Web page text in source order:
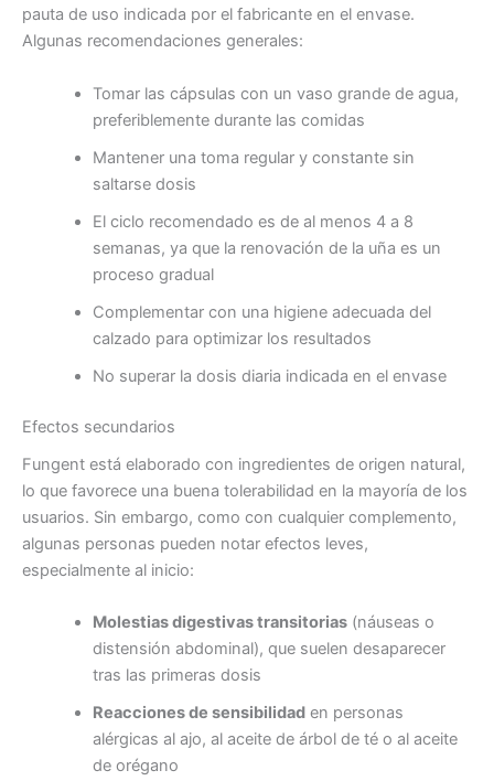
pauta de uso indicada por el fabricante en el envase.
Algunas recomendaciones generales:
Tomar las cápsulas con un vaso grande de agua,
preferiblemente durante las comidas
Mantener una toma regular y constante sin
saltarse dosis
El ciclo recomendado es de al menos 4 a 8
semanas, ya que la renovación de la uña es un
proceso gradual
Complementar con una higiene adecuada del
calzado para optimizar los resultados
No superar la dosis diaria indicada en el envase
Efectos secundarios
Fungent está elaborado con ingredientes de origen natural,
lo que favorece una buena tolerabilidad en la mayoría de los
usuarios. Sin embargo, como con cualquier complemento,
algunas personas pueden notar efectos leves,
especialmente al inicio:
Molestias digestivas transitorias(náuseas o
distensión abdominal), que suelen desaparecer
tras las primeras dosis
Reacciones de sensibilidaden personas
alérgicas al ajo, al aceite de árbol de té o al aceite
de orégano